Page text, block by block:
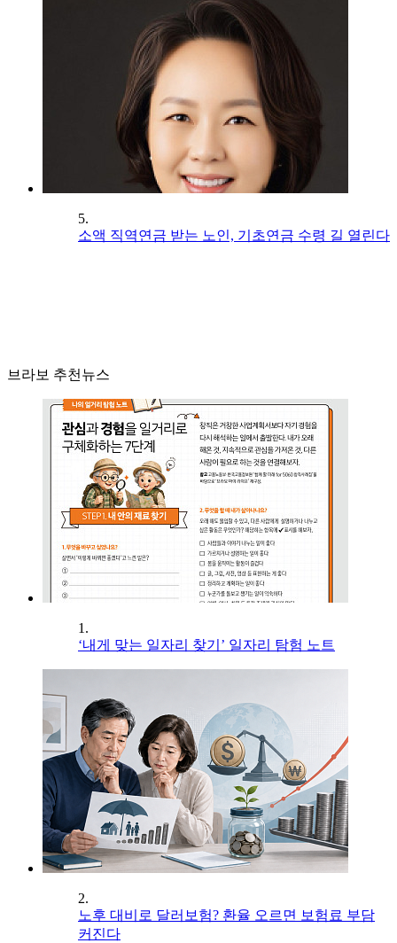
5.
소액 직역연금 받는 노인, 기초연금 수령 길 열린다
브라보 추천뉴스
1.
‘내게 맞는 일자리 찾기’ 일자리 탐험 노트
2.
노후 대비로 달러보험? 환율 오르면 보험료 부담
커진다